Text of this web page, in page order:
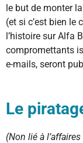
le but de monter
(et si c’est bien le
l’histoire sur Alfa
compromettants
e-mails, seront
Le
(Non lié à